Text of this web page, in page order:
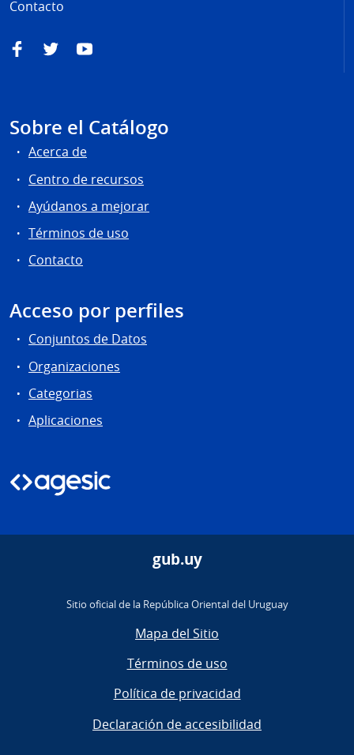
Contacto
FacebookTwitterYouTube
Sobre el Catálogo
Acerca de
Centro de recursos
Ayúdanos a mejorar
Términos de uso
Contacto
Acceso por perfiles
Conjuntos de Datos
Organizaciones
Categorias
Aplicaciones
gub.uy
Sitio oficial de la República Oriental del Uruguay
Mapa del Sitio
Términos de uso
Política de privacidad
Declaración de accesibilidad